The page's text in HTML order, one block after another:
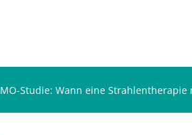
Studie: Wann eine